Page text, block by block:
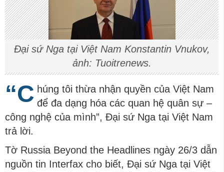
Đại sứ Nga tại Việt Nam Konstantin Vnukov,
ảnh: Tuoitrenews.
“C húng tôi thừa nhận quyền của Việt Nam
để đa dạng hóa các quan hệ quân sự –
công nghệ của mình”, Đại sứ Nga tại Việt Nam
trả lời.
Tờ Russia Beyond the Headlines ngày 26/3 dẫn
nguồn tin Interfax cho biết, Đại sứ Nga tại Việt